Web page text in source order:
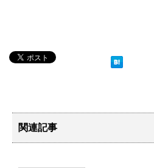
関連記事